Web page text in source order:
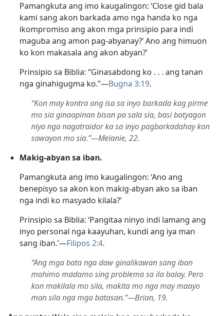
Pamangkuta ang imo kaugalingon: ‘Close gid bala
kami sang akon barkada amo nga handa ko nga
ikompromiso ang akon mga prinsipio para indi
maguba ang amon pag-abyanay?’ Ano ang himuon
ko kon makasala ang akon abyan?’
Prinsipio sa Biblia: “Ginasabdong ko . . . ang tanan
nga ginahigugma ko.”​—Bugna 3:​19.
“Kon may kontra ang isa sa inyo barkada kag pirme
mo sia ginaapinan bisan pa sala sia, basi batyagon
niya nga nagatraidor ka sa inyo pagbarkadahay kon
sawayon mo sia.”​—Melanie, 22.
Makig-abyan sa iban.
Pamangkuta ang imo kaugalingon: ‘Ano ang
benepisyo sa akon kon makig-abyan ako sa iban
nga indi ko masyado kilala?’
Prinsipio sa Biblia: ‘Pangitaa ninyo indi lamang ang
inyo personal nga kaayuhan, kundi ang iya man
sang iban.’​—Filipos 2:4.
“Ang mga bata nga daw ginalikawan sang iban
mahimo madamo sing problema sa ila balay. Pero
kon makilala mo sila, makita mo nga may maayo
man sila nga mga batasan.”​—Brian, 19.